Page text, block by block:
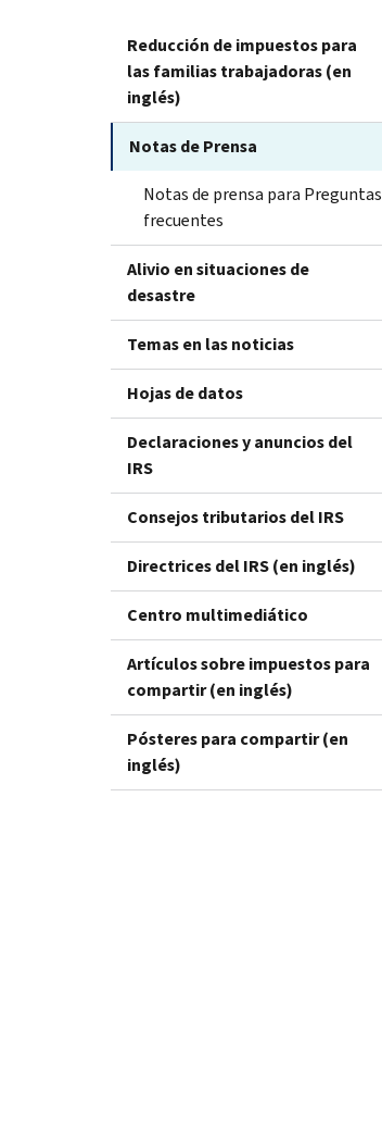
Reducción de impuestos para
las familias trabajadoras (en
inglés)
Notas de Prensa
Notas de prensa para Preguntas
frecuentes
Alivio en situaciones de
desastre
Temas en las noticias
Hojas de datos
Declaraciones y anuncios del
IRS
Consejos tributarios del IRS
Directrices del IRS (en inglés)
Centro multimediático
Artículos sobre impuestos para
compartir (en inglés)
Pósteres para compartir (en
inglés)